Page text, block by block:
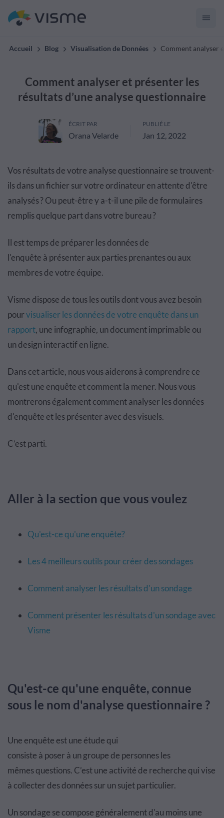
Accueil Blog Visualisation de Données Comment analyser
Comment analyser et présenter les
résultats d’une analyse questionnaire
ÉCRIT PAR
Orana Velarde
PUBLIÉ LE
Jan 12, 2022
Vos résultats de votre analyse questionnaire se trouvent-
ils dans un fichier sur votre ordinateur en attente d'être
analysés? Ou peut-être y a-t-il une pile de formulaires
remplis quelque part dans votre bureau?
Il est temps de préparer les données de
l'enquête à présenter aux parties prenantes ou aux
membres de votre équipe.
Visme dispose de tous les outils dont vous avez besoin
pourvisualiser les données de votre enquête dans un
rapport, une infographie, un document imprimable ou
undesigninteractifen ligne.
Dans cet article, nous vous aideronsà comprendre ce
qu'est une enquête et comment la mener. Nous vous
montreronségalement comment analyser les données
d'enquête et les présenter avec des visuels.
C’est parti.
Aller à la section que vous voulez
Qu'est-ce qu'une enquête?
Les 4 meilleurs outils pour créer des sondages
Comment analyser les résultats d'un sondage
Comment présenter les résultats d'un sondage avec
Visme
Qu'est-ce qu'une enquête, connue
sous le nom d'analyse questionnaire ?
Une enquête est une étude qui
consiste à poser à un groupe de personnes les
mêmes questions. C’est une activité de recherche qui vise
à collecter des données sur un sujet particulier.
Un sondage se compose généralement d'au moins une